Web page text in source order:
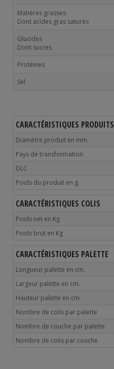
Matières grasses
Dont acides gras saturés
Glucides
Dont sucres
Protéines
Sel
CARACTÉRISTIQUES PRODUITS
Diamètre produit en mm.
Pays de transformation
DLC
Poids du produit en g.
CARACTÉRISTIQUES COLIS
Poids net en Kg
Poids brut en Kg
CARACTÉRISTIQUES PALETTE
Longueur palette en cm.
Largeur palette en cm.
Hauteur palette en cm
Nombre de colis par palette
Nombre de couche par palette
Nombre de colis par couche